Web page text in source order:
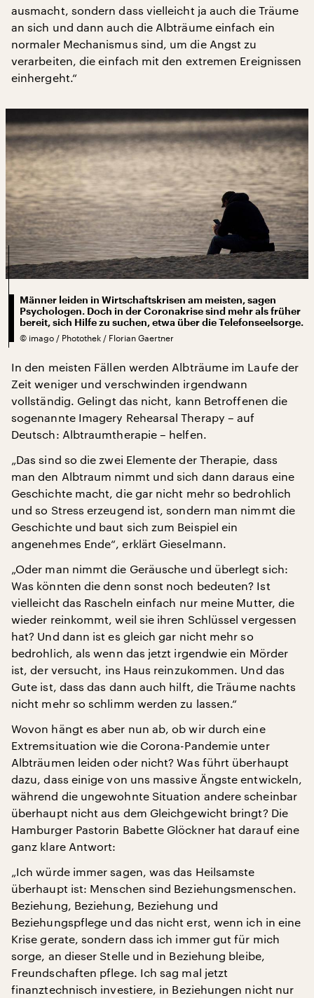
ausmacht, sondern dass vielleicht ja auch die Träume
an sich und dann auch die Albträume einfach ein
normaler Mechanismus sind, um die Angst zu
verarbeiten, die einfach mit den extremen Ereignissen
einhergeht.“
Männer leiden in Wirtschaftskrisen am meisten, sagen
Psychologen. Doch in der Coronakrise sind mehr als früher
bereit, sich Hilfe zu suchen, etwa über die Telefonseelsorge.
© imago / Photothek / Florian Gaertner
In den meisten Fällen werden Albträume im Laufe der
Zeit weniger und verschwinden irgendwann
vollständig. Gelingt das nicht, kann Betroffenen die
sogenannte Imagery Rehearsal Therapy – auf
Deutsch: Albtraumtherapie – helfen.
„Das sind so die zwei Elemente der Therapie, dass
man den Albtraum nimmt und sich dann daraus eine
Geschichte macht, die gar nicht mehr so bedrohlich
und so Stress erzeugend ist, sondern man nimmt die
Geschichte und baut sich zum Beispiel ein
angenehmes Ende“, erklärt Gieselmann.
„Oder man nimmt die Geräusche und überlegt sich:
Was könnten die denn sonst noch bedeuten? Ist
vielleicht das Rascheln einfach nur meine Mutter, die
wieder reinkommt, weil sie ihren Schlüssel vergessen
hat? Und dann ist es gleich gar nicht mehr so
bedrohlich, als wenn das jetzt irgendwie ein Mörder
ist, der versucht, ins Haus reinzukommen. Und das
Gute ist, dass das dann auch hilft, die Träume nachts
nicht mehr so schlimm werden zu lassen.“
Wovon hängt es aber nun ab, ob wir durch eine
Extremsituation wie die Corona-Pandemie unter
Albträumen leiden oder nicht? Was führt überhaupt
dazu, dass einige von uns massive Ängste entwickeln,
während die ungewohnte Situation andere scheinbar
überhaupt nicht aus dem Gleichgewicht bringt? Die
Hamburger Pastorin Babette Glöckner hat darauf eine
ganz klare Antwort:
„Ich würde immer sagen, was das Heilsamste
überhaupt ist: Menschen sind Beziehungsmenschen.
Beziehung, Beziehung, Beziehung und
Beziehungspflege und das nicht erst, wenn ich in eine
Krise gerate, sondern dass ich immer gut für mich
sorge, an dieser Stelle und in Beziehung bleibe,
Freundschaften pflege. Ich sag mal jetzt
finanztechnisch investiere, in Beziehungen nicht nur